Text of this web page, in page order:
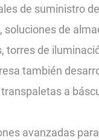
de suministro
soluciones de
torres de
también
a
avanzadas